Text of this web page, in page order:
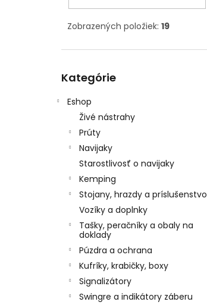
Zobrazených položiek: 19
kategórie
Kategórie
Eshop
Živé nástrahy
Prúty
Navijaky
Starostlivosť o navijaky
Kemping
Stojany, hrazdy a príslušenstvo
Vozíky a doplnky
Tašky, peračníky a obaly na
doklady
Púzdra a ochrana
Kufríky, krabičky, boxy
Signalizátory
Swingre a indikátory záberu